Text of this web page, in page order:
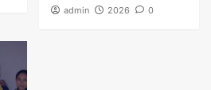
admin 2026 0